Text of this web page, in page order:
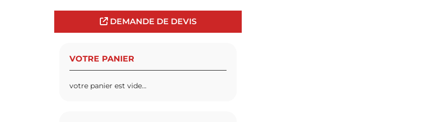
DEMANDE DE DEVIS
VOTRE PANIER
votre panier est vide...